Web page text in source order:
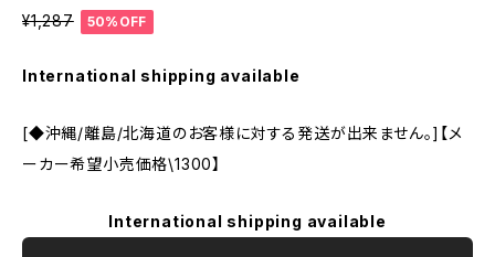
¥1,287 50%OFF
International shipping available
[◆沖縄/離島/北海道のお客様に対する発送が出来ません。]【メ
ーカー希望小売価格\1300】
International shipping available